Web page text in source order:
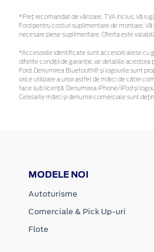
*Preţ recomandat de vânzare, TVA inclus. Vă
Ford pentru costuri suplimentare de montare.
necesare piese suplimentare. Oferta este
*Accesoriile identificate sunt accesorii alese cu
diferite condiții de garanție, iar detaliile acestora
Ford. Denumirea Bluetooth® și logourile sunt
orice utilizare a unor astfel de mărci de către
face sub licență. Denumirea iPhone/iPod și
Celelalte mărci și denumiri comerciale sunt
MODELE NOI
Autoturisme
Comerciale & Pick Up-uri
Flote